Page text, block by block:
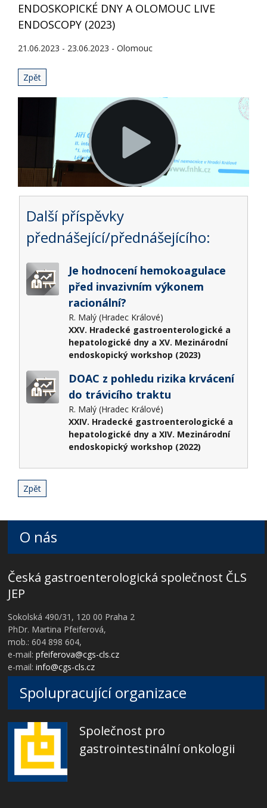
ENDOSKOPICKÉ DNY A OLOMOUC LIVE
ENDOSCOPY (2023)
21.06.2023 - 23.06.2023 - Olomouc
Zpět
Další příspěvky
přednášející/přednášejícího:
Je hodnocení hemokoagulace
před invazivním výkonem
racionální?
R. Malý (Hradec Králové)
XXV. Hradecké gastroenterologické a
hepatologické dny a XV. Mezinárodní
endoskopický workshop (2023)
DOAC z pohledu rizika krvácení
do trávicího traktu
R. Malý (Hradec Králové)
XXIV. Hradecké gastroenterologické a
hepatologické dny a XIV. Mezinárodní
endoskopický workshop (2022)
Zpět
O nás
Česká gastroenterologická společnost ČLS
JEP
Sokolská 490/31, 120 00 Praha 2
PhDr. Martina Pfeiferová,
mob.: 604 898 604,
e-mail:pfeiferova@cgs-cls.cz
e-mail:info@cgs-cls.cz
Spolupracující organizace
Společnost pro
gastrointestinální onkologii